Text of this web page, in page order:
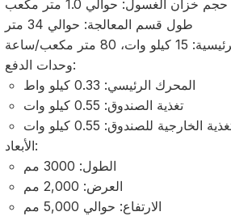
حجم خزان الغسول: حوالي 1.0 متر مكعب
طول قسم المعالجة: حوالي 34 متر
80 متر مكعب/ساعة
وحدات الدفع:
المحرك الرئيسي: 0.33 كيلو واط
تغذية الصندوق: 0.55 كيلو وات
الخارجية للصندوق: 0.55 كيلو وات
الأبعاد:
الطول: 3000 مم
العرض: 2,000 مم
الارتفاع: حوالي 5,000 مم